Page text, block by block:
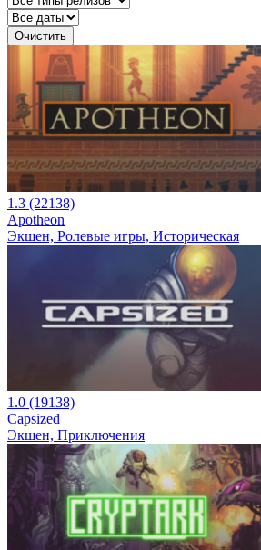
Очистить
1.3 (22138)
Apotheon
Экшен, Ролевые игры, Историческая
1.0 (19138)
Capsized
Экшен, Приключения